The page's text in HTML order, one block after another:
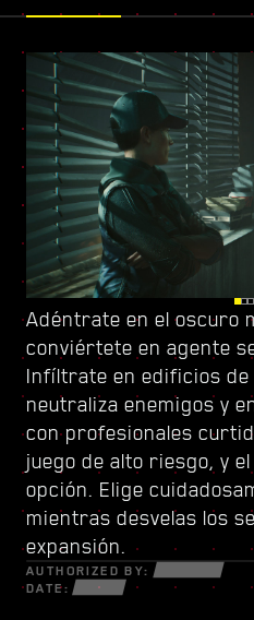
Adéntrate en el oscuro
conviértete en agente
Infíltrate en edificios de
neutraliza enemigos y
con profesionales
juego de alto riesgo, y
opción. Elige
mientras desvelas los
expansión.
AUTHORIZED BY:
DATE:
Vigila tus espaldas en
ruinas dentro de otra
una milicia de gatillo
estructuras están
oportunidades para
dispuestos a todo.
descubrirás encargos
intensidad con más
Sube el listón con
un nuevo árbol de
estilo de juego único.
armas y piezas de
para sobrevivir en un
estafadores
netrunners y
dispuestos a todo por el